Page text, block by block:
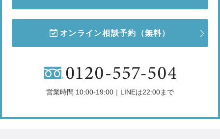
オンライン相談予約 （無料）
営業時間 10:00-19:00｜LINEは22:00まで